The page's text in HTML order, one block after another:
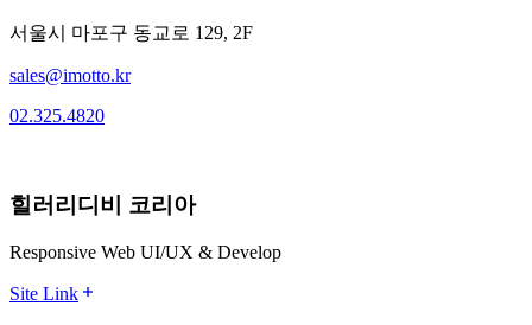
서울시 마포구 동교로 129, 2F
sales@imotto.kr
02.325.4820
힐러리디비 코리아
Responsive Web UI/UX & Develop
Site Link